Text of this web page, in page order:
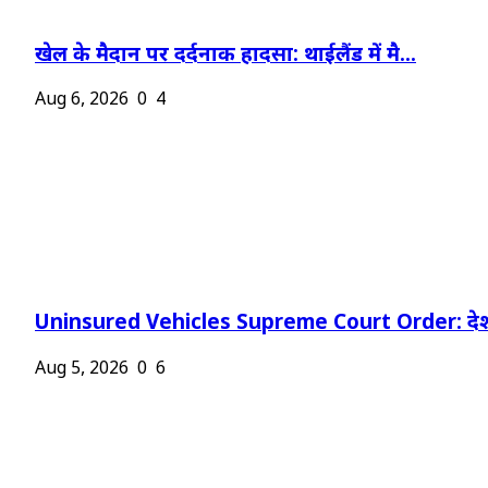
खेल के मैदान पर दर्दनाक हादसा: थाईलैंड में मै...
Aug 6, 2026 0 4
Uninsured Vehicles Supreme Court Order:
Aug 5, 2026 0 6